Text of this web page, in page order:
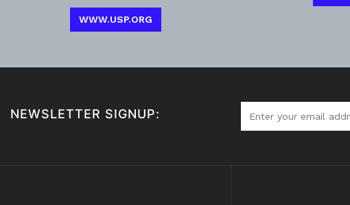
WWW.USP.ORG
NEWSLETTER SIGNUP: